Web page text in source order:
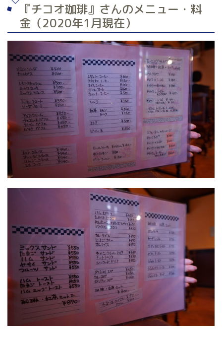
『チコオ珈琲』さんのメニュー・料
金（2020年1月現在）